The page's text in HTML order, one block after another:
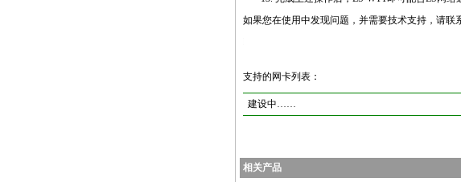
如果您在使用中发现问题，并需要技术支持，请联
支持的网卡列表：
建设中……
相关产品